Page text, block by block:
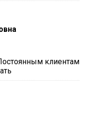
клиентам